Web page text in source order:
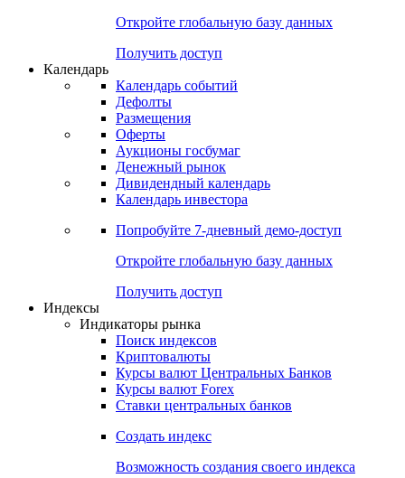
Откройте глобальную базу данных
Получить доступ
Календарь
Календарь событий
Дефолты
Размещения
Оферты
Аукционы госбумаг
Денежный рынок
Дивидендный календарь
Календарь инвестора
Попробуйте 7-дневный демо-доступ
Откройте глобальную базу данных
Получить доступ
Индексы
Индикаторы рынка
Поиск индексов
Криптовалюты
Курсы валют Центральных Банков
Курсы валют Forex
Ставки центральных банков
Создать индекс
Возможность создания своего индекса